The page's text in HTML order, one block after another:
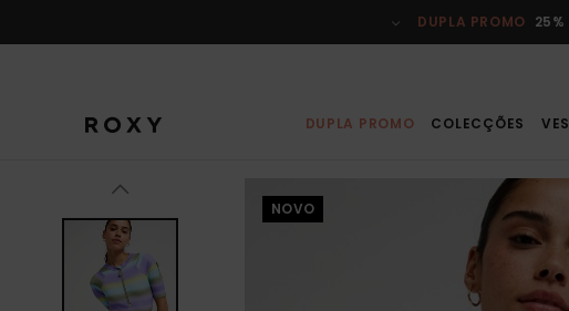
do
DUPLA PROMO
DUPLA PROMO COLECÇÕES
NOVO